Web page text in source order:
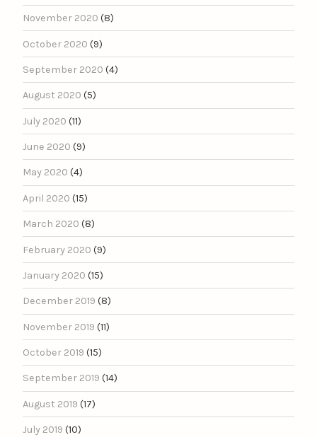
November 2020 (8)
October 2020 (9)
September 2020 (4)
August 2020 (5)
July 2020 (11)
June 2020 (9)
May 2020 (4)
April 2020 (15)
March 2020 (8)
February 2020 (9)
January 2020 (15)
December 2019 (8)
November 2019 (11)
October 2019 (15)
September 2019 (14)
August 2019 (17)
July 2019 (10)